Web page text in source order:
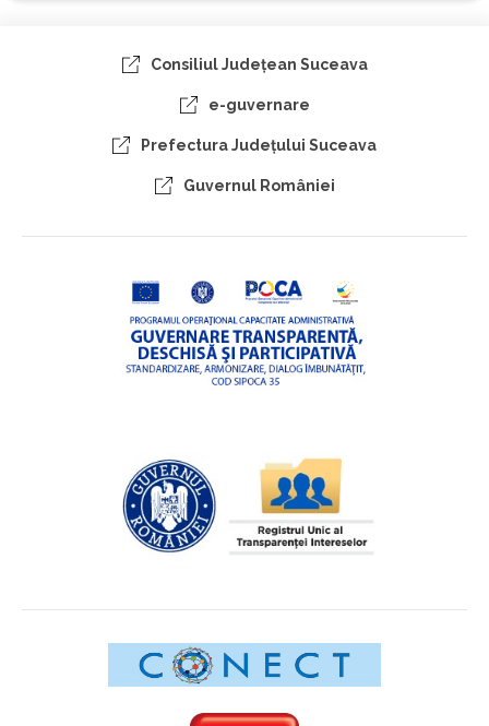
Consiliul Judeţean Suceava
e-guvernare
Prefectura Judeţului Suceava
Guvernul României